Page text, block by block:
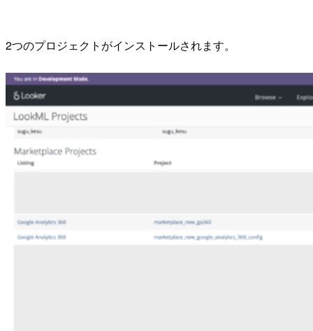
2つのプロジェクトがインストールされます。